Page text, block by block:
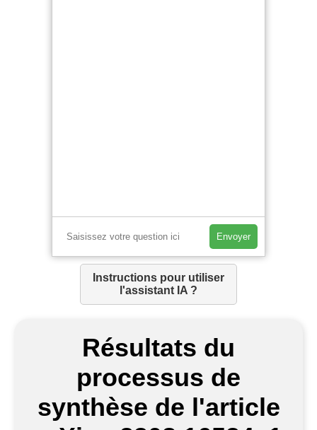
Envoyer
Instructions pour utiliser
l'assistant IA ?
Résultats du
processus de
synthèse de l'article